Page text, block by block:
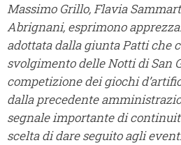
Massimo Grillo, Flavia
Abrignani, esprimono
adottata dalla giunta Patti che
svolgimento delle Notti di San
competizione dei giochi
dalla precedente
segnale importante di
scelta di dare seguito agli